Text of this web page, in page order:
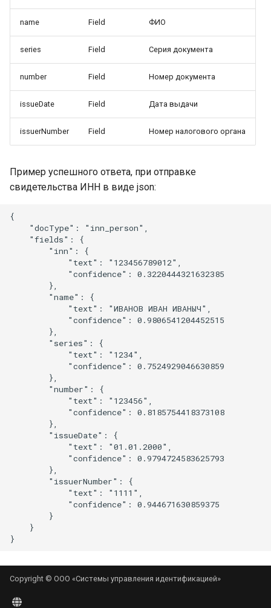
name Field ФИО
series Field Серия документа
number Field Номер документа
issueDate Field Дата выдачи
issuerNumber Field Номер налогового органа
Пример успешного ответа, при отправке
свидетельства ИНН в виде json:
{
    "docType": "inn_person",
    "fields": {
        "inn": {
            "text": "123456789012",
            "confidence": 0.3220444321632385
        },
        "name": {
            "text": "ИВАНОВ ИВАН ИВАНЫЧ",
            "confidence": 0.9806541204452515
        },
        "series": {
            "text": "1234",
            "confidence": 0.7524929046630859
        },
        "number": {
            "text": "123456",
            "confidence": 0.8185754418373108
        },
        "issueDate": {
            "text": "01.01.2000",
            "confidence": 0.9794724583625793
        },
        "issuerNumber": {
            "text": "1111",
            "confidence": 0.944671630859375
        }
    }
Copyright © ООО «Системы управления идентификацией»